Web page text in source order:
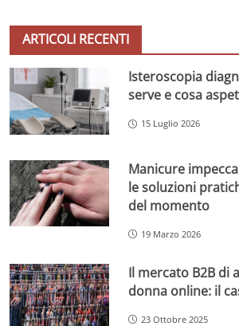
ARTICOLI RECENTI
Isteroscopia
serve e cosa
15 Luglio 2026
Manicure
le soluzioni
del momento
19 Marzo 2026
Il mercato B2B di
donna online: il
23 Ottobre 2025